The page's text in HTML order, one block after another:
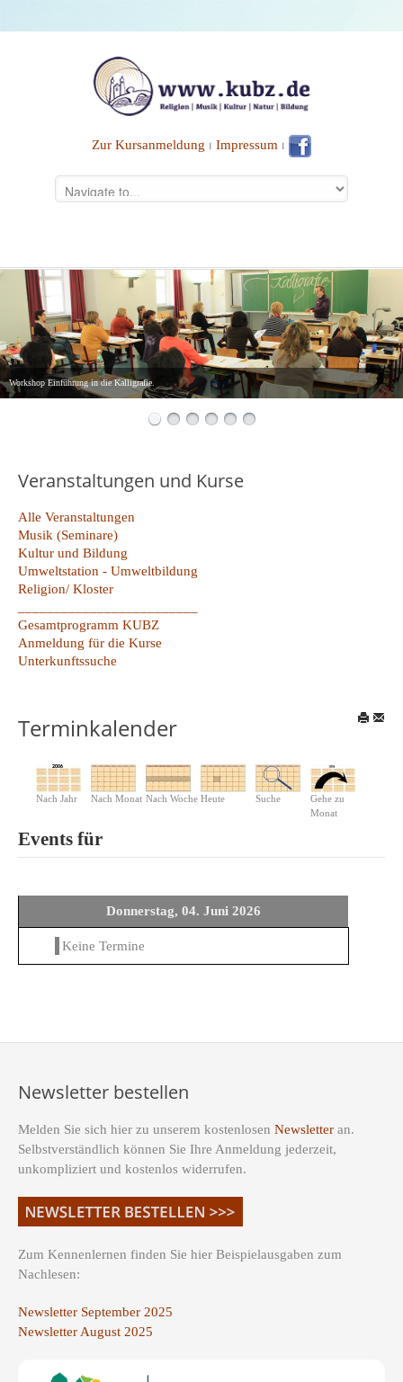
Zur Kursanmeldung ⏐ Impressum ⏐
Workshop Einführung in die Kalligrafie.
Veranstaltungen und Kurse
Alle Veranstaltungen
Musik (Seminare)
Kultur und Bildung
Umweltstation - Umweltbildung
Religion/ Kloster
Gesamtprogramm KUBZ
Anmeldung für die Kurse
Unterkunftssuche
Terminkalender
Nach Jahr Nach Monat Nach Woche Heute Suche
Gehe zu
Monat
Events für
Donnerstag, 04. Juni 2026
Keine Termine
Newsletter bestellen
Melden Sie sich hier zu unserem kostenlosen Newsletter an.
Selbstverständlich können Sie Ihre Anmeldung jederzeit,
unkompliziert und kostenlos widerrufen.
Zum Kennenlernen finden Sie hier Beispielausgaben zum
Nachlesen:
Newsletter September 2025
Newsletter August 2025